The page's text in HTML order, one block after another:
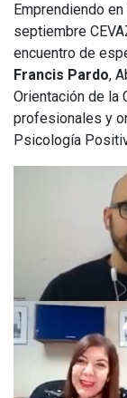
Emprendiendo
septiembre
encuentro de
Francis Pardo,
Orientación de la
profesionales y
Psicología